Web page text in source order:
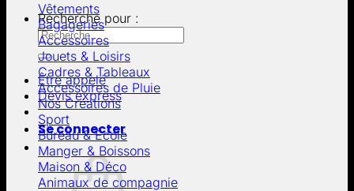
Recherche pour :
Être appelé
Devis express
Se connecter
Vêtements
Bagageries
Accessoires
Jouets & Loisirs
Cadres & Tableaux
Accessoires de Pluie
Nos Créations
Sport
Bureau & École
Manger & Boissons
Maison & Déco
Animaux de compagnie